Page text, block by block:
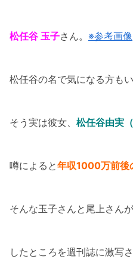
松任谷 玉子さん。 ※参考画像
松任谷の名で気になる方もい
そう実は彼女、 松任谷由実
噂によると年収1000万前後
そんな玉子さんと尾上さんが
したところを週刊誌に激写